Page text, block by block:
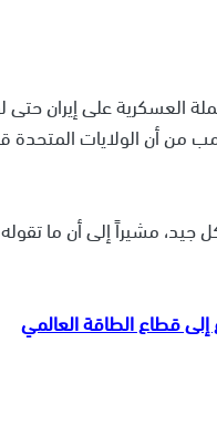
العسكرية على إيران
من أن الولايات المتحدة
مشيراً إلى أن ما
قطاع الطاقة العالمي